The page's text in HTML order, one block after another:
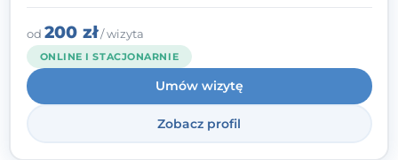
krok po kroku. Towarzyszę dorosłym oraz
młodzieży od 13. roku życia.
od 200 zł/ wizyta
ONLINE I STACJONARNIE
Umów wizytę
Zobacz profil